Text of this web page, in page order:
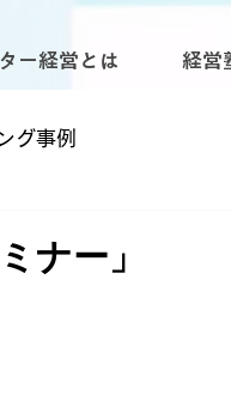
ー経営とは 経営
グ事例
ナー」